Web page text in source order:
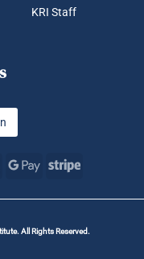
KRI Staff
All Rights Reserved.